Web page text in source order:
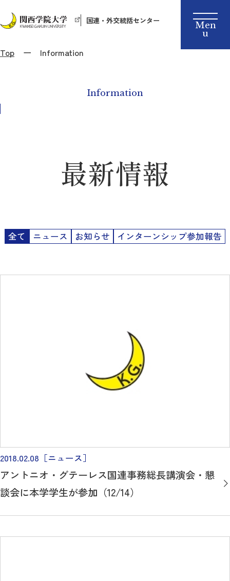
国連・外交統括センター
Top Information
Information
最新情報
全て ニュース お知らせ インターンシップ参加報告
2018.02.08 ［ニュース］
アントニオ・グテーレス国連事務総長講演会・懇
談会に本学学生が参加（12/14）